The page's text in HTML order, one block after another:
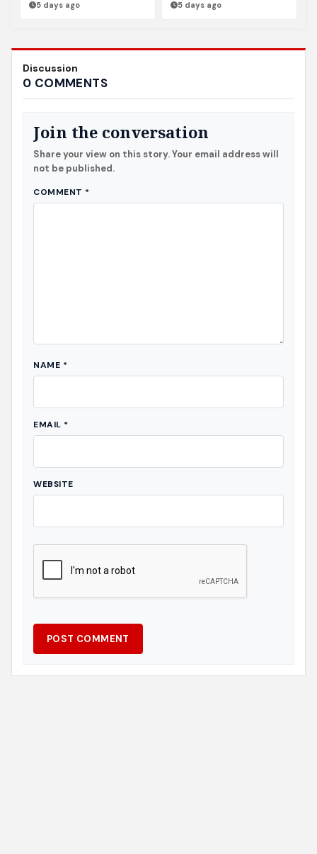
5 days ago 5 days ago
Discussion
0 COMMENTS
Join the conversation
Share your view on this story. Your email address will
not be published.
COMMENT *
NAME *
EMAIL *
WEBSITE